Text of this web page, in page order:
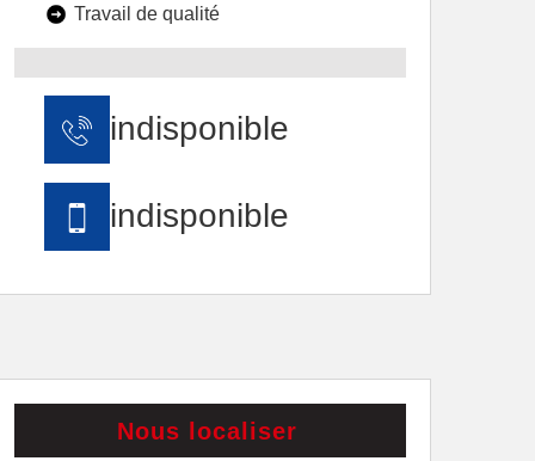
Travail de qualité
indisponible
indisponible
Nous localiser